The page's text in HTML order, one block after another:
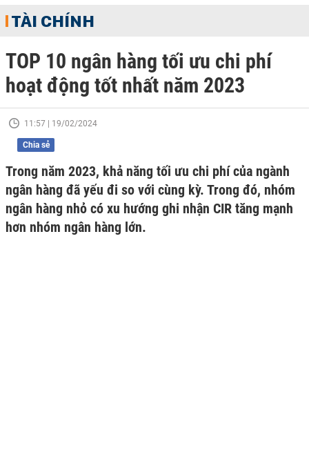
TÀI CHÍNH
TOP 10 ngân hàng tối ưu chi phí
hoạt động tốt nhất năm 2023
11:57 | 19/02/2024
Chia sẻ
Trong năm 2023, khả năng tối ưu chi phí của ngành
ngân hàng đã yếu đi so với cùng kỳ. Trong đó, nhóm
ngân hàng nhỏ có xu hướng ghi nhận CIR tăng mạnh
hơn nhóm ngân hàng lớn.